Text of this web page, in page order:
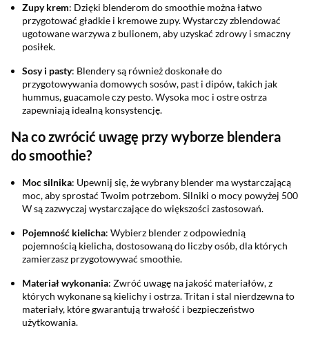
Zupy krem: Dzięki blenderom do smoothie można łatwo
przygotować gładkie i kremowe zupy. Wystarczy zblendować
ugotowane warzywa z bulionem, aby uzyskać zdrowy i smaczny
posiłek.
Sosy i pasty: Blendery są również doskonałe do
przygotowywania domowych sosów, past i dipów, takich jak
hummus, guacamole czy pesto. Wysoka moc i ostre ostrza
zapewniają idealną konsystencję.
Na co zwrócić uwagę przy wyborze blendera
do smoothie?
Moc silnika: Upewnij się, że wybrany blender ma wystarczającą
moc, aby sprostać Twoim potrzebom. Silniki o mocy powyżej 500
W są zazwyczaj wystarczające do większości zastosowań.
Pojemność kielicha: Wybierz blender z odpowiednią
pojemnością kielicha, dostosowaną do liczby osób, dla których
zamierzasz przygotowywać smoothie.
Materiał wykonania: Zwróć uwagę na jakość materiałów, z
których wykonane są kielichy i ostrza. Tritan i stal nierdzewna to
materiały, które gwarantują trwałość i bezpieczeństwo
użytkowania.